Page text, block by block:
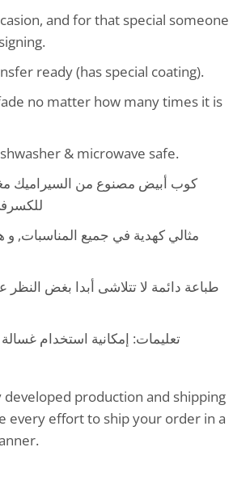
and for that special someone
ready (has special coating).
no matter how many times it is
& microwave safe.
كوب أبيض مصنوع من السيراميك
مثالي كهدية في جميع المناسبات,
طباعة دائمة لا تتلاشى أبدا بغض
تعليمات: إمكانية استخدام
developed production and shipping
every effort to ship your order in a